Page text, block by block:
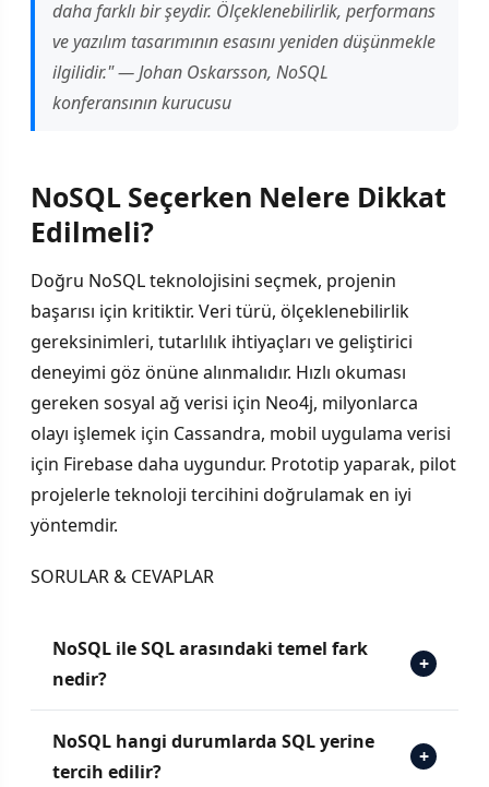
daha farklı bir şeydir. Ölçeklenebilirlik, performans
ve yazılım tasarımının esasını yeniden düşünmekle
ilgilidir." — Johan Oskarsson, NoSQL
konferansının kurucusu
NoSQL Seçerken Nelere Dikkat
Edilmeli?
Doğru NoSQL teknolojisini seçmek, projenin
başarısı için kritiktir. Veri türü, ölçeklenebilirlik
gereksinimleri, tutarlılık ihtiyaçları ve geliştirici
deneyimi göz önüne alınmalıdır. Hızlı okuması
gereken sosyal ağ verisi için Neo4j, milyonlarca
olayı işlemek için Cassandra, mobil uygulama verisi
için Firebase daha uygundur. Prototip yaparak, pilot
projelerle teknoloji tercihini doğrulamak en iyi
yöntemdir.
SORULAR & CEVAPLAR
NoSQL ile SQL arasındaki temel fark
nedir?
+
NoSQL hangi durumlarda SQL yerine
tercih edilir?
+